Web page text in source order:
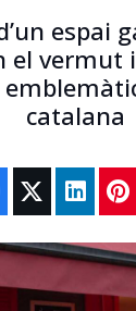
espai
el vermut
catalana